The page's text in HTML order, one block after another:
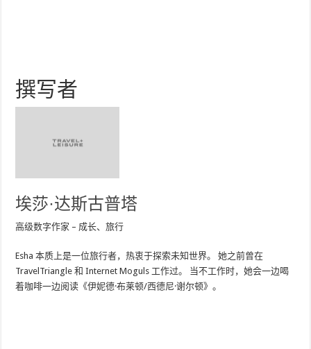
撰写者
埃莎·达斯古普塔
高级数字作家 – 成长、旅行
Esha 本质上是一位旅行者，热衷于探索未知世界。 她之前曾在
TravelTriangle 和 Internet Moguls 工作过。 当不工作时，她会一边喝
着咖啡一边阅读《伊妮德·布莱顿/西德尼·谢尔顿》。